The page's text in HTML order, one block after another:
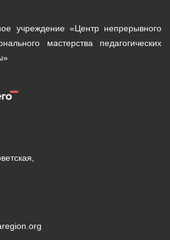
учреждение «Центр непрерывного
мастерства педагогических